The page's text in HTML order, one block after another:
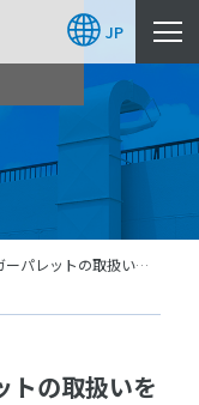
JP
ーパレットの取扱いを
トの取扱いを